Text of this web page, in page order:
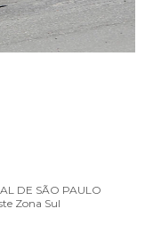
DE SÃO PAULO
Zona Sul